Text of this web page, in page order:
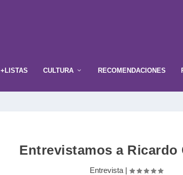
+LISTAS CULTURA RECOMENDACIONES
Entrevistamos a Ricardo
Entrevista |